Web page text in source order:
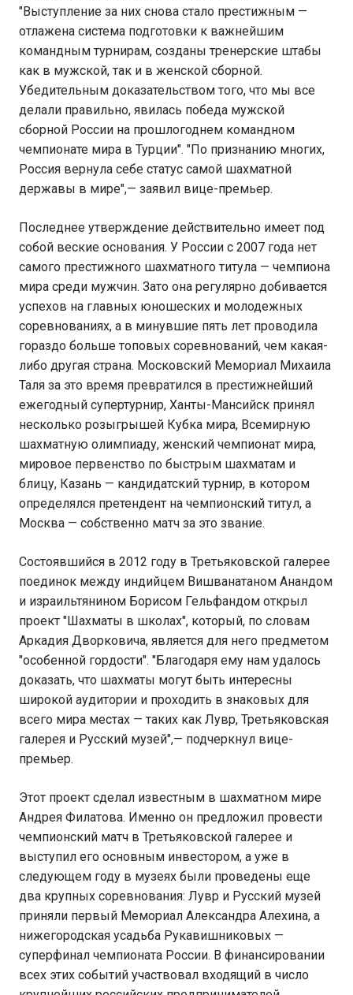
"Выступление за них снова стало престижным —
отлажена система подготовки к важнейшим
командным турнирам, созданы тренерские штабы
как в мужской, так и в женской сборной.
Убедительным доказательством того, что мы все
делали правильно, явилась победа мужской
сборной России на прошлогоднем командном
чемпионате мира в Турции". "По признанию многих,
Россия вернула себе статус самой шахматной
державы в мире",— заявил вице-премьер.
Последнее утверждение действительно имеет под
собой веские основания. У России с 2007 года нет
самого престижного шахматного титула — чемпиона
мира среди мужчин. Зато она регулярно добивается
успехов на главных юношеских и молодежных
соревнованиях, а в минувшие пять лет проводила
гораздо больше топовых соревнований, чем какая-
либо другая страна. Московский Мемориал Михаила
Таля за это время превратился в престижнейший
ежегодный супертурнир, Ханты-Мансийск принял
несколько розыгрышей Кубка мира, Всемирную
шахматную олимпиаду, женский чемпионат мира,
мировое первенство по быстрым шахматам и
блицу, Казань — кандидатский турнир, в котором
определялся претендент на чемпионский титул, а
Москва — собственно матч за это звание.
Состоявшийся в 2012 году в Третьяковской галерее
поединок между индийцем Вишванатаном Анандом
и израильтянином Борисом Гельфандом открыл
проект "Шахматы в школах", который, по словам
Аркадия Дворковича, является для него предметом
"особенной гордости". "Благодаря ему нам удалось
доказать, что шахматы могут быть интересны
широкой аудитории и проходить в знаковых для
всего мира местах — таких как Лувр, Третьяковская
галерея и Русский музей",— подчеркнул вице-
премьер.
Этот проект сделал известным в шахматном мире
Андрея Филатова. Именно он предложил провести
чемпионский матч в Третьяковской галерее и
выступил его основным инвестором, а уже в
следующем году в музеях были проведены еще
два крупных соревнования: Лувр и Русский музей
приняли первый Мемориал Александра Алехина, а
нижегородская усадьба Рукавишниковых —
суперфинал чемпионата России. В финансировании
всех этих событий участвовал входящий в число